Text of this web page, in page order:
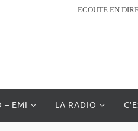
ECOUTE EN
– EMI LA RADIO